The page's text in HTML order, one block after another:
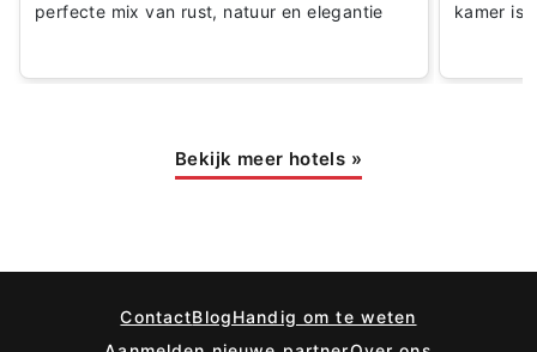
perfecte mix van rust, natuur en elegantie
kamer is
Bekijk meer hotels »
ContactBlogHandig om te weten